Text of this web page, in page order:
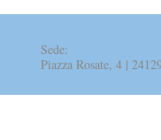
Sede:
Piazza Rosate, 4 |